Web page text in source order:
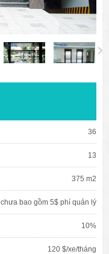
36
13
375 m2
chưa bao gồm 5$ phí quản lý
10%
120 $/xe/tháng